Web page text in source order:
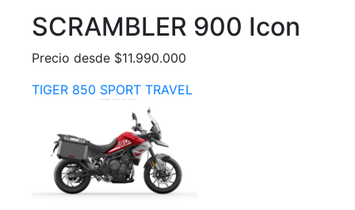
SCRAMBLER 900 Icon
Precio desde $11.990.000
TIGER 850 SPORT TRAVEL